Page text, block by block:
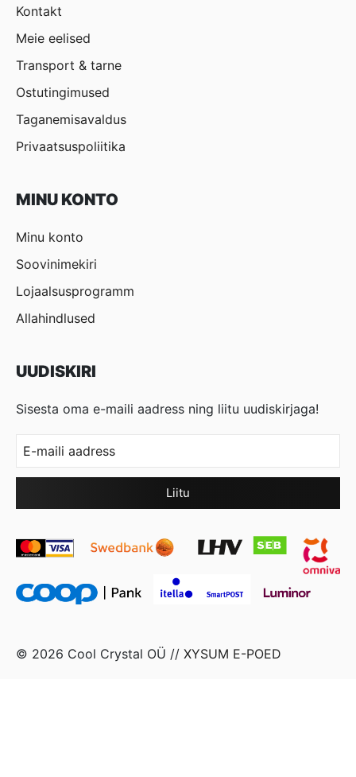
Kontakt
Meie eelised
Transport & tarne
Ostutingimused
Taganemisavaldus
Privaatsuspoliitika
MINU KONTO
Minu konto
Soovinimekiri
Lojaalsusprogramm
Allahindlused
UUDISKIRI
Sisesta oma e-maili aadress ning liitu uudiskirjaga!
© 2026 Cool Crystal OÜ // XYSUM E-POED